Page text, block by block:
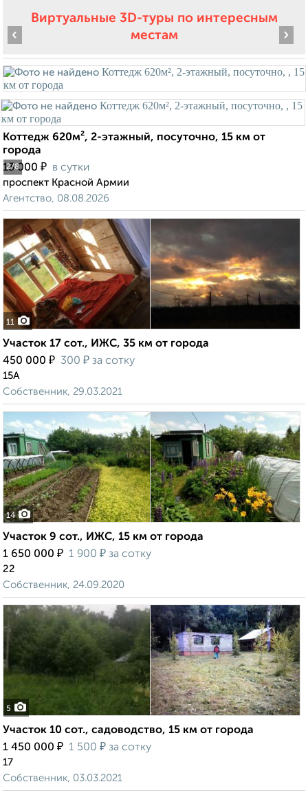
Виртуальные 3D-туры по интересным
местам
2/8
‹ ›
Коттедж 620м², 2-этажный, посуточно, 15 км от
города
13 000 ₽ в сутки
проспект Красной Армии
Агентство, 08.08.2026
11
Участок 17 сот., ИЖС, 35 км от города
450 000 ₽ 300 ₽ за сотку
15А
Собственник, 29.03.2021
14
Участок 9 сот., ИЖС, 15 км от города
1 650 000 ₽ 1 900 ₽ за сотку
22
Собственник, 24.09.2020
5
Участок 10 сот., садоводство, 15 км от города
1 450 000 ₽ 1 500 ₽ за сотку
17
Собственник, 03.03.2021